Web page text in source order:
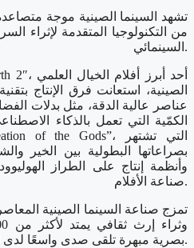
تشهد السينما الصينية موجة
من التكنولوجيا المتقدمة لإثراء
السينمائي.
الصينية، استعانت فرق الإنتاج
عناصر عالية الدقة، مثل بدلات
الكمّية التي تعمل بالذكاء
بصراعاتها البطولية بين الخير
وأنظمة إنتاج على الطراز
صناعة الأفلام.
تمزج صناعة السينما الصينية
بصرية مبهرة تلقى صدى واسعًا لدى المشاهدين حول العالم.